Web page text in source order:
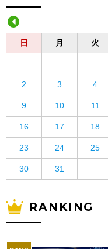
日 月 火
2 3 4
9 10 11
16 17 18
23 24 25
30 31
RANKING